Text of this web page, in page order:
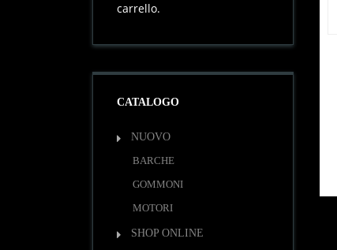
carrello.
CATALOGO
NUOVO
BARCHE
GOMMONI
MOTORI
SHOP ONLINE